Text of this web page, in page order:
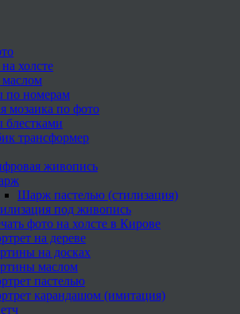
холсте
маслом
по номерам
мозаика по фото
трансформер
живопись
Шарж пастелью (стилизация)
под живопись
фото на холсте в Кирове
на дереве
на досках
маслом
пастелью
карандашом (имитация)